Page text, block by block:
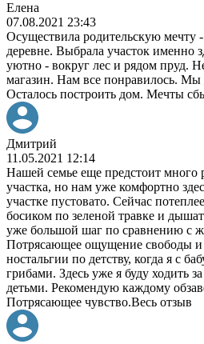
Елена
07.08.2021 23:43
Осуществила родительскую мечту
деревне. Выбрала участок именно
уютно - вокруг лес и рядом пруд.
магазин. Нам все понравилось.
Осталось построить дом. Мечты
Дмитрий
11.05.2021 12:14
Нашей семье еще предстоит много
участка, но нам уже комфортно
участке пустовато. Сейчас
босиком по зеленой травке и
уже большой шаг по сравнению с
Потрясающее ощущение свободы
ностальгии по детству, когда я с
грибами. Здесь уже я буду ходить
детьми. Рекомендую каждому
Потрясающее чувство.Весь отзыв